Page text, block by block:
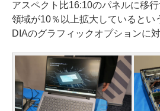
アスペクト比16:10のパネルに移
領域が10％以上拡大しているとい
DIAのグラフィックオプションに